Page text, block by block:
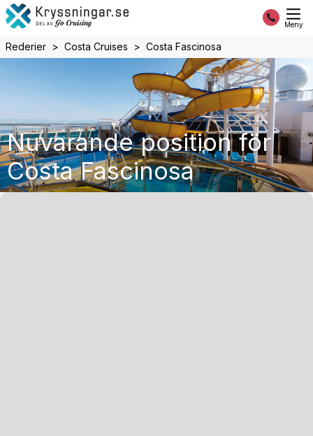
Meny
Rederier Costa Cruises Costa Fascinosa
Nuvarande position för
Costa Fascinosa